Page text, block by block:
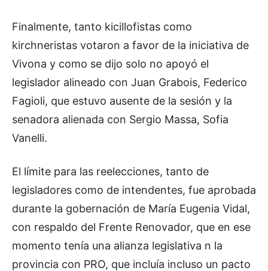
Finalmente, tanto kicillofistas como
kirchneristas votaron a favor de la iniciativa de
Vivona y como se dijo solo no apoyó el
legislador alineado con Juan Grabois, Federico
Fagioli, que estuvo ausente de la sesión y la
senadora alienada con Sergio Massa, Sofia
Vanelli.
El límite para las reelecciones, tanto de
legisladores como de intendentes, fue aprobada
durante la gobernación de María Eugenia Vidal,
con respaldo del Frente Renovador, que en ese
momento tenía una alianza legislativa n la
provincia con PRO, que incluía incluso un pacto